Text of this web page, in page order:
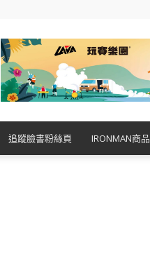
追蹤臉書粉絲頁 IRONMAN商品